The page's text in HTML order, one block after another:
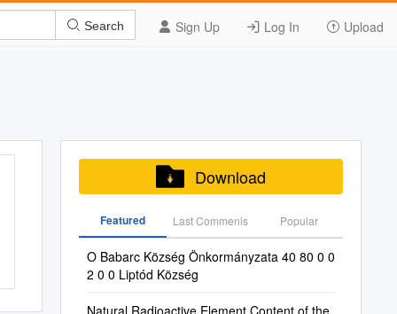
Sign Up Log In Upload
Search
Download
Featured Last Commenis Popular
O Babarc Község Önkormányzata 40 80 0 0
2 0 0 Liptód Község
Natural Radioactive Element Content of the